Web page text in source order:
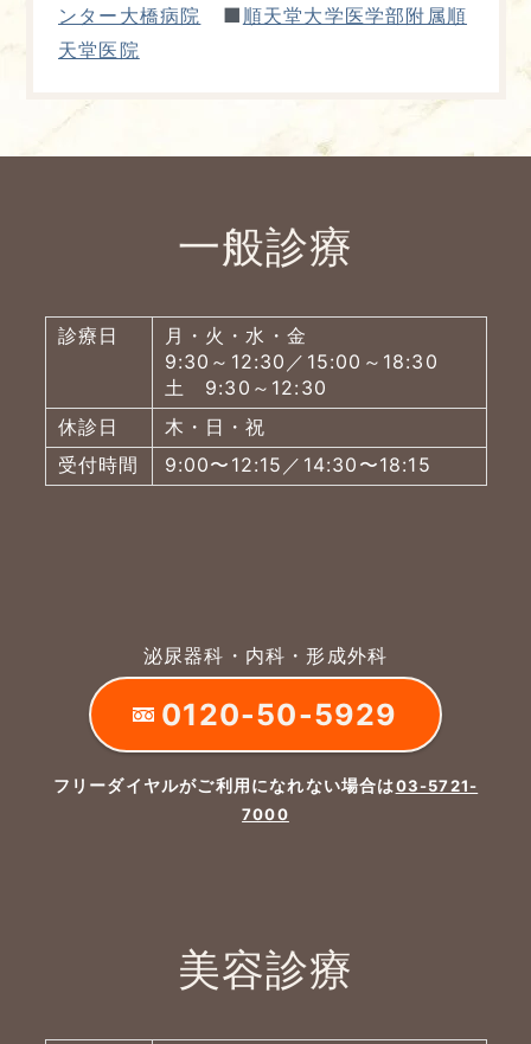
ンター大橋病院
■ 順天堂大学医学部附属順
天堂医院
一般診療
診療日
月・火・水・金
9:30～12:30／15:00～18:30
土 9:30～12:30
休診日
木・日・祝
受付時間
9:00〜12:15／14:30〜18:15
泌尿器科・内科・形成外科
0120-50-5929
フリーダイヤルがご利用になれない場合は03-5721-
7000
美容診療